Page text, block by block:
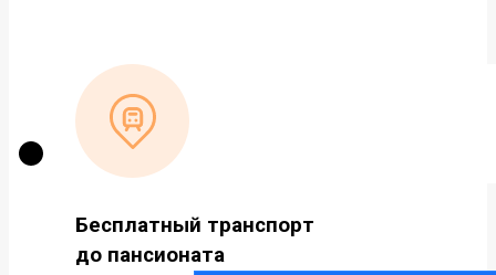
Бесплатный транспорт
до пансионата